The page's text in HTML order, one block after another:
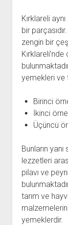
Kırklareli
bir
zengin bir
yemekleri ve
Birinci
İkinci
Üçüncü
Bunların
lezzetleri
pilavı ve
tarım ve
yemeklerdir.